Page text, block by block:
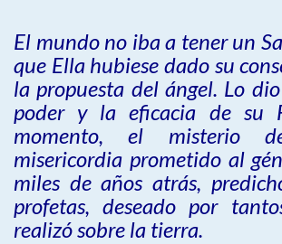
El mundo no iba a tener un
que Ella hubiese dado su
la propuesta del ángel. Lo
poder y la eficacia de su
momento, el misterio
misericordia prometido al
miles de años atrás,
profetas, deseado por
realizó sobre la tierra.